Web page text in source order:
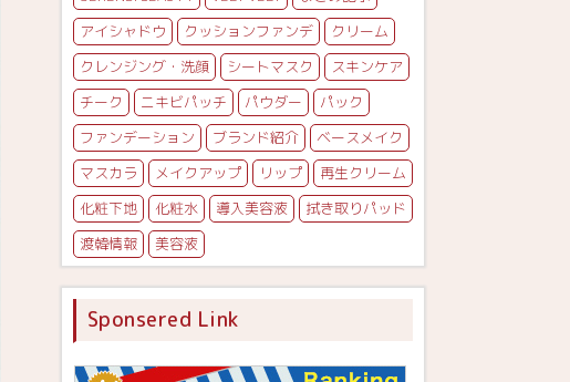
アイシャドウ
クッションファンデ
クリーム
クレンジング・洗顔
シートマスク
スキンケア
チーク
ニキビパッチ パウダー
パック
ファンデーション
ブランド紹介
ベースメイク
マスカラ
メイクアップ リップ
再生クリーム
化粧下地
化粧水 導入美容液
拭き取りパッド
渡韓情報
美容液
Sponsered Link